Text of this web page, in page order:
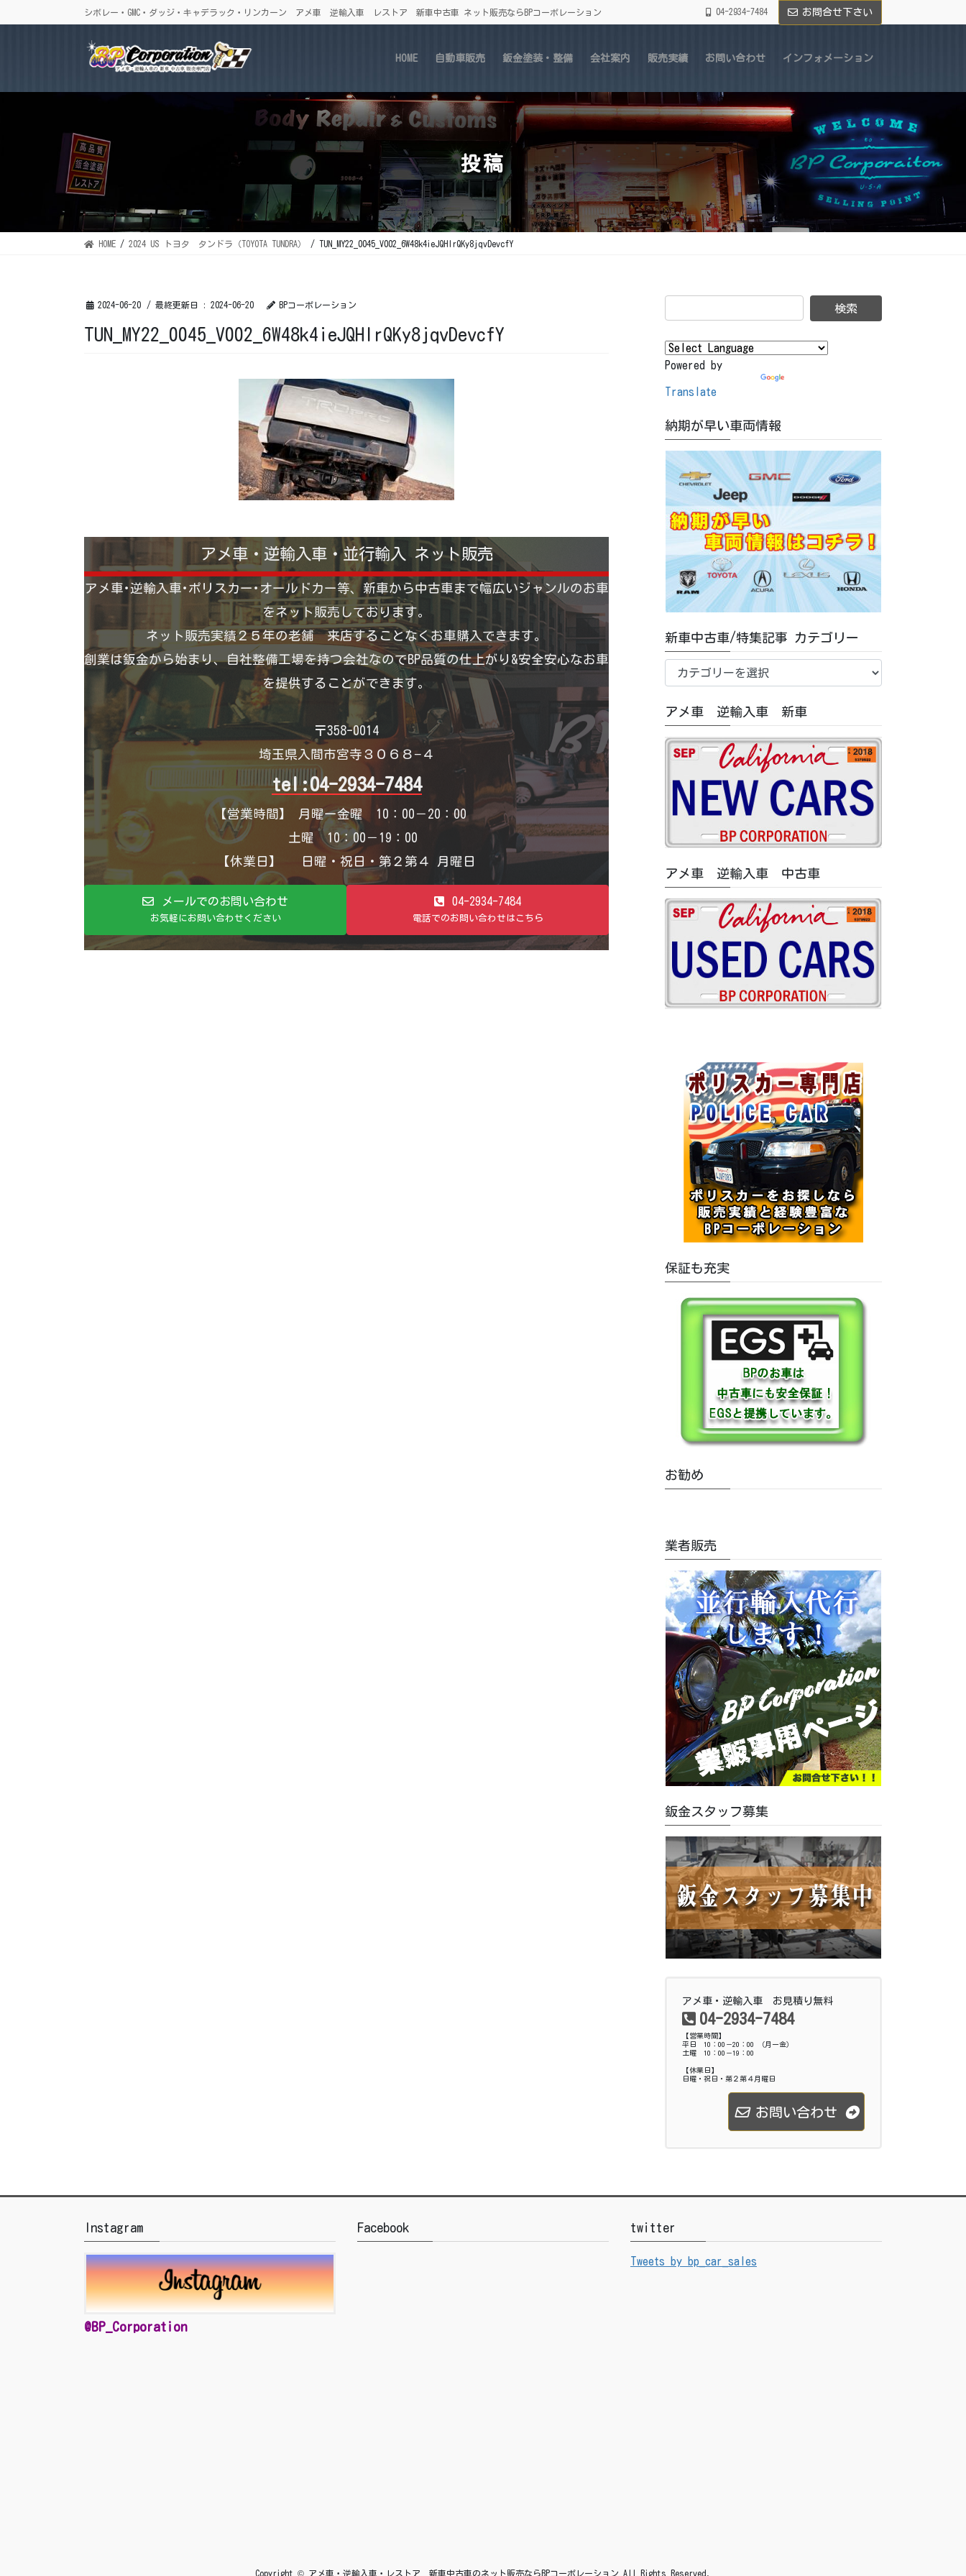
ン
に
ビ
ョ
シボレー・GMC・ダッジ・キャデラック・リンカーン アメ車 逆輸入車 レストア 新車中古車 ネット販売ならBPコーポレーション 04-2934-7484 お問合せ下さい
HOME 自動車販売 鈑金塗装・整備 会社案内 販売実績 お問い合わせ インフォメーション
投稿
HOME 2024 US トヨタ タンドラ（TOYOTA TUNDRA） TUN_MY22_0045_V002_6W48k4ieJQHIrQKy8jqvDevcfY
2024-06-20 / 最終更新日 : 2024-06-20 BPコーポレーション
TUN_MY22_0045_V002_6W48k4ieJQHIrQKy8jqvDevcfY
アメ車・逆輸入車・並行輸入 ネット販売
アメ車･逆輸入車･ポリスカー･オールドカー等、新車から中古車まで幅広いジャンルのお車
をネット販売しております。
ネット販売実績２５年の老舗 来店することなくお車購入できます。
創業は鈑金から始まり、自社整備工場を持つ会社なのでBP品質の仕上がり&安全安心なお車
を提供することができます。
〒358-0014
埼玉県入間市宮寺３０６８−４
tel:04-2934-7484
【営業時間】 月曜ー金曜 10：00－20：00
土曜 10：00－19：00
【休業日】 日曜・祝日・第２第４ 月曜日
メールでのお問い合わせ
お気軽にお問い合わせください
04-2934-7484
電話でのお問い合わせはこちら
Powered by
Translate
納期が早い車両情報
新車中古車/特集記事 カテゴリー
車
古
車/
特
リ
ー
アメ車 逆輸入車 新車
アメ車 逆輸入車 中古車
保証も充実
お勧め
業者販売
鈑金スタッフ募集
アメ車・逆輸入車 お見積り無料
04-2934-7484
【営業時間】
平日 10：00－20：00 （月ー金）
土曜 10：00－19：00
【休業日】
日曜・祝日・第２第４月曜日
お問い合わせ
Instagram
@BP_Corporation
Facebook twitter
Tweets by bp_car_sales
Copyright © アメ車・逆輸入車・レストア 新車中古車のネット販売ならBPコーポレーション All Rights Reserved.